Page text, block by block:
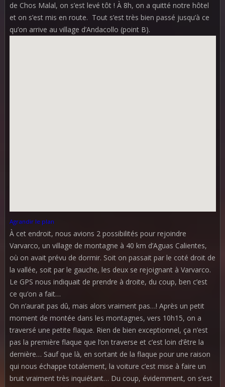
de Chos Malal, on s’est levé tôt ! À 8h, on a quitté notre hôtel
et on s’est mis en route. Tout s’est très bien passé jusqu’à ce
qu’on arrive au village d’Andacollo (point B).
Agrandir le plan
À cet endroit, nous avions 2 possibilités pour rejoindre
Varvarco, un village de montagne à 40 km d’Aguas Calientes,
où on avait prévu de dormir. Soit on passait par le coté droit de
la vallée, soit par le gauche, les deux se rejoignant à Varvarco.
Le GPS nous indiquait de prendre à droite, du coup, ben c’est
ce qu’on a fait…
On n’aurait pas dû, mais alors vraiment pas…! Après un petit
moment de montée dans les montagnes, vers 10h15, on a
traversé une petite flaque. Rien de bien exceptionnel, ça n’est
pas la première flaque que l’on traverse et c’est loin d’être la
dernière… Sauf que là, en sortant de la flaque pour une raison
qui nous échappe totalement, la voiture c’est mise à faire un
bruit vraiment très inquiétant… Du coup, évidemment, on s’est